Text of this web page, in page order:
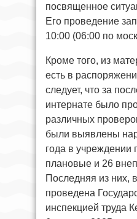
посвященное
Его проведение
10:00 (06:00 по
Кроме того, из
есть в
следует, что за
интернате было
различных
были выявлены
года в учреждении
плановые и 26
Последняя из них,
проведена
инспекцией труда